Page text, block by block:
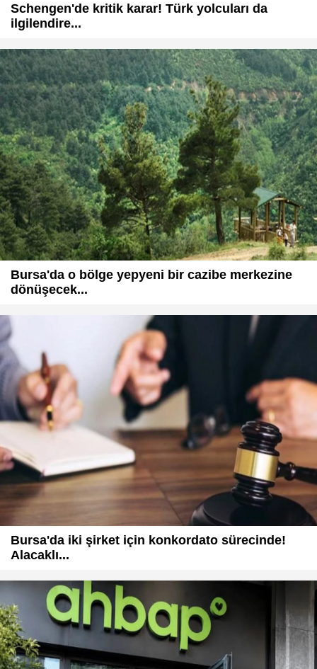
Schengen'de kritik karar! Türk yolcuları da
ilgilendire...
Bursa'da o bölge yepyeni bir cazibe merkezine
dönüşecek...
Bursa'da iki şirket için konkordato sürecinde!
Alacaklı...